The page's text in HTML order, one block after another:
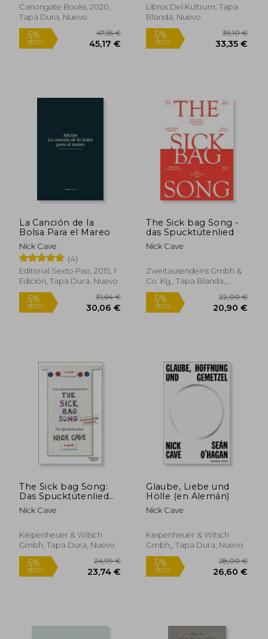
5%
dcto.
13,00 €
12,35 €
5%
dcto.
Canongate Books, 2020,
Tapa Dura, Nuevo
Libros Del Kultrum, Tapa
Blanda, Nuevo
La Canción de la
Bolsa Para el Mareo
Nick Cave
(4)
Editorial Sexto Piso, 2015, 1
Edición, Tapa Dura, Nuevo
dcto. 30,06 €
The Sick bag Song -
das Spucktütenlied
Nick Cave
Zweitausendeins Gmbh &
Co. Kg,, Tapa Blanda,
Nuevo
dcto.
The Sick bag Song:
Das Spucktütenlied
(en Alemán)
Nick Cave
Kiepenheuer & Witsch
Gmbh, Tapa Dura, Nuevo
Glaube, Liebe und
Hölle (en Alemán)
Nick Cave
Kiepenheuer & Witsch
Gmbh,, Tapa Dura, Nuevo